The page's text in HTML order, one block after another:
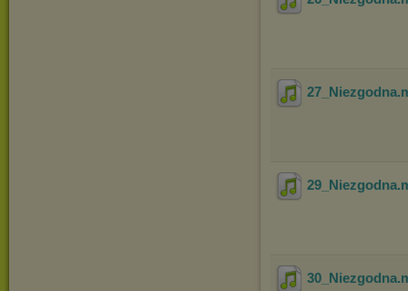
27_Niezgodna
29_Niezgodna
30_Niezgodna